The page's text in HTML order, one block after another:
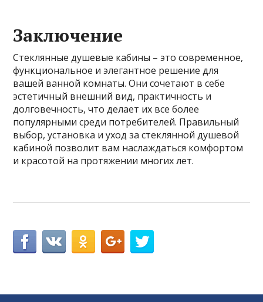
Заключение
Стеклянные душевые кабины – это современное,
функциональное и элегантное решение для
вашей ванной комнаты. Они сочетают в себе
эстетичный внешний вид, практичность и
долговечность, что делает их все более
популярными среди потребителей. Правильный
выбор, установка и уход за стеклянной душевой
кабиной позволит вам наслаждаться комфортом
и красотой на протяжении многих лет.